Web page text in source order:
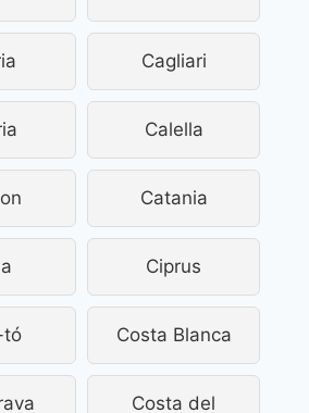
Cagliari
Calella
Catania
Ciprus
tó Costa Blanca
Costa del